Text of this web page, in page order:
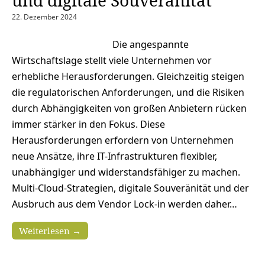
22. Dezember 2024
Die angespannte
Wirtschaftslage stellt viele Unternehmen vor
erhebliche Herausforderungen. Gleichzeitig steigen
die regulatorischen Anforderungen, und die Risiken
durch Abhängigkeiten von großen Anbietern rücken
immer stärker in den Fokus. Diese
Herausforderungen erfordern von Unternehmen
neue Ansätze, ihre IT-Infrastrukturen flexibler,
unabhängiger und widerstandsfähiger zu machen.
Multi-Cloud-Strategien, digitale Souveränität und der
Ausbruch aus dem Vendor Lock-in werden daher…
Weiterlesen →